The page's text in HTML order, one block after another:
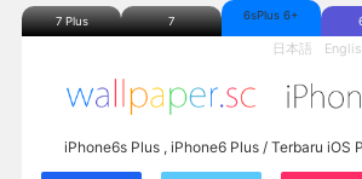
7 Plus 7 6sPlus 6+
日本語
iPhone6s Plus , iPhone6 Plus / Terbaru iOS